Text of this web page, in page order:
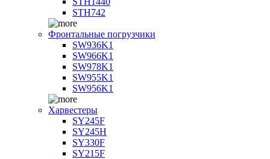
STH742
Фронтальные погрузчики
SW936K1
SW966K1
SW978K1
SW955K1
SW956K1
Харвестеры
SY245F
SY245H
SY330F
SY215F